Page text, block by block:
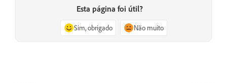
Esta página foi útil?
Sim, obrigado Não muito